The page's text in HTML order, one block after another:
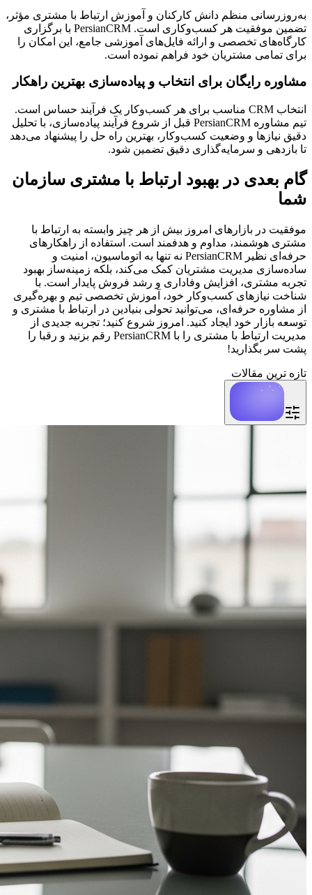
به‌روزرسانی‌ منظم دانش کارکنان و آموزش ارتباط با مشتری مؤثر،
تضمین موفقیت هر کسب‌وکاری است. PersianCRM با برگزاری
کارگاه‌های تخصصی و ارائه فایل‌های آموزشی جامع، این امکان را
برای تمامی مشتریان خود فراهم نموده است.
مشاوره رایگان برای انتخاب و پیاده‌سازی بهترین راهکار
انتخاب CRM مناسب برای هر کسب‌وکار یک فرآیند حساس است.
تیم مشاوره PersianCRM قبل از شروع فرآیند پیاده‌سازی، با تحلیل
دقیق نیازها و وضعیت کسب‌وکار، بهترین راه حل را پیشنهاد می‌دهد
تا بازدهی و سرمایه‌گذاری دقیق تضمین شود.
گام بعدی در بهبود ارتباط با مشتری سازمان
شما
موفقیت در بازارهای امروز بیش از هر چیز وابسته به ارتباط با
مشتری هوشمند، مداوم و هدفمند است. استفاده از راهکارهای
حرفه‌ای نظیر PersianCRM نه تنها به اتوماسیون، امنیت و
ساده‌سازی مدیریت مشتریان کمک می‌کند، بلکه زمینه‌ساز بهبود
تجربه مشتری، افزایش وفاداری و رشد فروش پایدار است. با
شناخت نیازهای کسب‌وکار خود، آموزش تخصصی تیم و بهره‌گیری
از مشاوره حرفه‌ای، می‌توانید تحولی بنیادین در ارتباط با مشتری و
توسعه بازار خود ایجاد کنید. امروز شروع کنید؛ تجربه جدیدی از
مدیریت ارتباط با مشتری را با PersianCRM رقم بزنید و رقبا را
پشت سر بگذارید!
تازه ترین مقالات